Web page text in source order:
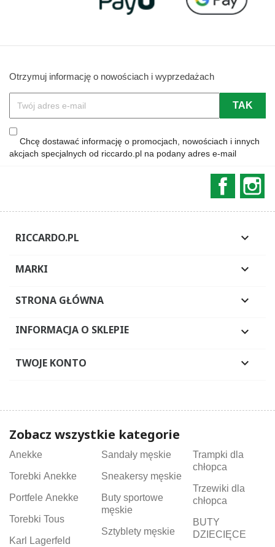
Otrzymuj informację o nowościach i wyprzedażach
Chcę dostawać informację o promocjach, nowościach i innych
akcjach specjalnych od riccardo.pl na podany adres e-mail
RICCARDO.PL 
MARKI 
STRONA GŁÓWNA 
INFORMACJA O SKLEPIE 
TWOJE KONTO 
Zobacz wszystkie kategorie
Anekke
Torebki Anekke
Portfele Anekke
Torebki Tous
Karl Lagerfeld
Sandały męskie
Sneakersy męskie
Buty sportowe
męskie
Sztyblety męskie
Trampki dla
chłopca
Trzewiki dla
chłopca
BUTY
DZIECIĘCE